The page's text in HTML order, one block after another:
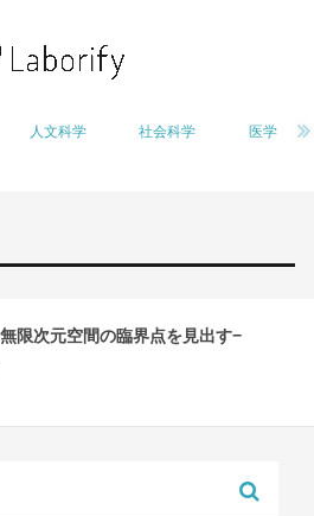
人文科学 社会科学 医学
限次元空間の臨界点を見出す−